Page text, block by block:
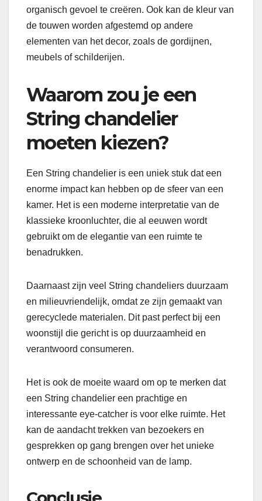
organisch gevoel te creëren. Ook kan de kleur van
de touwen worden afgestemd op andere
elementen van het decor, zoals de gordijnen,
meubels of schilderijen.
Waarom zou je een
String chandelier
moeten kiezen?
Een String chandelier is een uniek stuk dat een
enorme impact kan hebben op de sfeer van een
kamer. Het is een moderne interpretatie van de
klassieke kroonluchter, die al eeuwen wordt
gebruikt om de elegantie van een ruimte te
benadrukken.
Daarnaast zijn veel String chandeliers duurzaam
en milieuvriendelijk, omdat ze zijn gemaakt van
gerecyclede materialen. Dit past perfect bij een
woonstijl die gericht is op duurzaamheid en
verantwoord consumeren.
Het is ook de moeite waard om op te merken dat
een String chandelier een prachtige en
interessante eye-catcher is voor elke ruimte. Het
kan de aandacht trekken van bezoekers en
gesprekken op gang brengen over het unieke
ontwerp en de schoonheid van de lamp.